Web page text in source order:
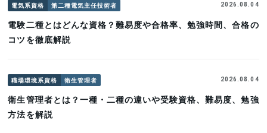
電気系資格 第二種電気主任技術者 2026.08.04
電験二種とはどんな資格？難易度や合格率、勉強時間、合格の
コツを徹底解説
職場環境系資格 衛生管理者 2026.08.04
衛生管理者とは？一種・二種の違いや受験資格、難易度、勉強
方法を解説